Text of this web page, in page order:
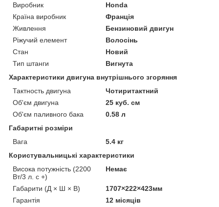
Виробник
Honda
Країна виробник
Франція
Живлення
Бензиновий двигун
Ріжучий елемент
Волосінь
Стан
Новий
Тип штанги
Вигнута
Характеристики двигуна внутрішнього згоряння
Тактность двигуна
Чотиритактний
Об'єм двигуна
25 куб. см
Об'єм паливного бака
0.58 л
Габаритні розміри
Вага
5.4 кг
Користувальницькі характеристики
Висока потужність (2200
Вт/3 л. с +)
Немає
Габарити (Д × Ш × В)
1707×222×423мм
Гарантія
12 місяців